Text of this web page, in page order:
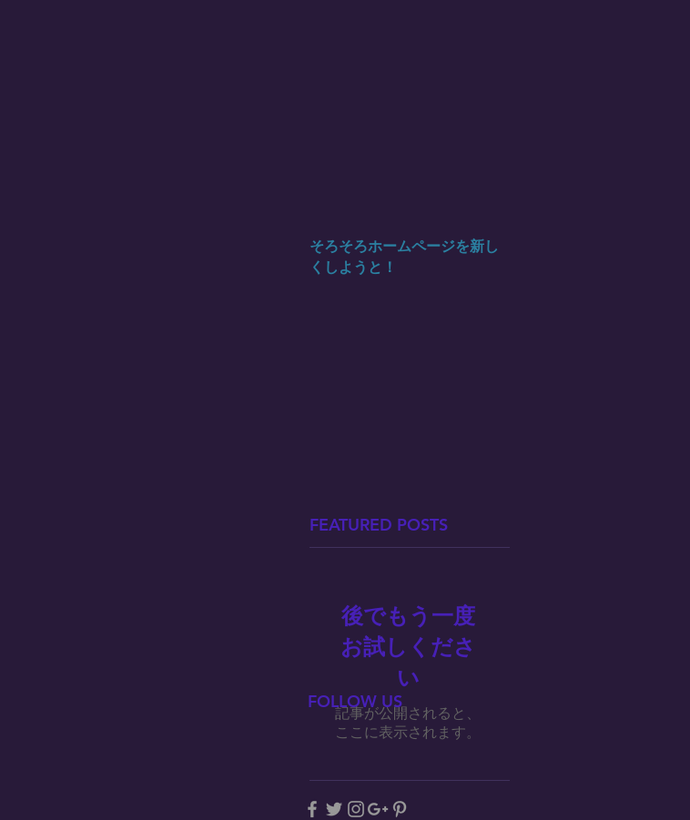
そろそろホームページを新し
くしようと！
FEATURED POSTS
後でもう一度
お試しくださ
い
記事が公開されると、
ここに表示されます。
FOLLOW US